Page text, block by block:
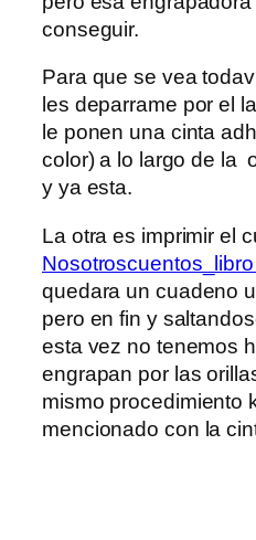
conseguir.
Para que se vea
les deparrame por el
le ponen una cinta
color) a lo largo de la
y ya esta.
La otra es imprimir el
Nosotroscuentos_libro
quedara un cuadeno
pero en fin y
esta vez no tenemos
engrapan por las
mismo procedimiento
mencionado con la